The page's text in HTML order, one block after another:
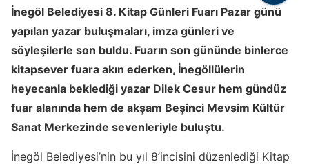
İnegöl Belediyesi 8. Kitap Günleri Fuarı Pazar günü
yapılan yazar buluşmaları, imza günleri ve
söyleşilerle son buldu. Fuarın son gününde binlerce
kitapsever fuara akın ederken, İnegöllülerin
heyecanla beklediği yazar Dilek Cesur hem gündüz
fuar alanında hem de akşam Beşinci Mevsim Kültür
Sanat Merkezinde sevenleriyle buluştu.
İnegöl Belediyesi’nin bu yıl 8’incisini düzenlediği Kitap